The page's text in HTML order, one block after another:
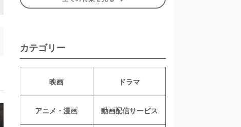
カテゴリー
映画 ドラマ
アニメ・漫画 動画配信サービス